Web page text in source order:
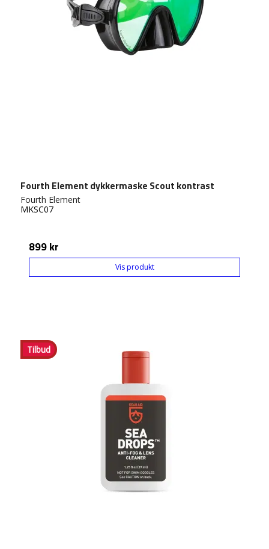
Fourth Element dykkermaske Scout kontrast
Fourth Element
MKSC07
899 kr
Vis produkt
Tilbud